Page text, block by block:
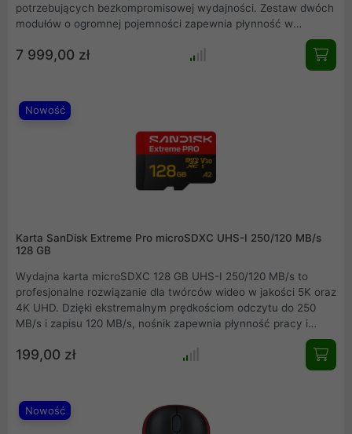
potrzebujących bezkompromisowej wydajności. Zestaw dwóch
modułów o ogromnej pojemności zapewnia płynność w
obliczeniowych. Dzięki taktowaniu 5600 MHz oraz niskim
ciepło, dbając o stabilność pracy przy zachowaniu pełnej
energooszczędności standardu DDR5.
7 999,00 zł
Nowość
Karta SanDisk Extreme Pro microSDXC UHS-I 250/120 MB/s
128 GB
Wydajna karta microSDXC 128 GB UHS-I 250/120 MB/s to
profesjonalne rozwiązanie dla twórców wideo w jakości 5K oraz
4K UHD. Dzięki ekstremalnym prędkościom odczytu do 250
MB/s i zapisu 120 MB/s, nośnik zapewnia płynność pracy i
błyskawiczny transfer danych. Klasa wydajności A2 pozwala
na sprawne działanie aplikacji mobilnych, a wzmocniona
konstrukcja chroni pliki przed wodą i wstrząsami. To idealny
smartfonów i konsol.
199,00 zł
Nowość